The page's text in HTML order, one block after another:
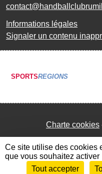
Informations légales
Signaler un contenu
SPORTSREGIONS
Charte cookies
Envie de participer ?
Ce site utilise des cookies
que vous souhaitez activer
Tout accepter